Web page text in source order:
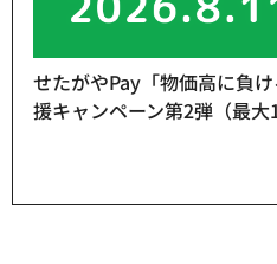
せたがやPay「物価高に負
援キャンペーン第2弾（最大